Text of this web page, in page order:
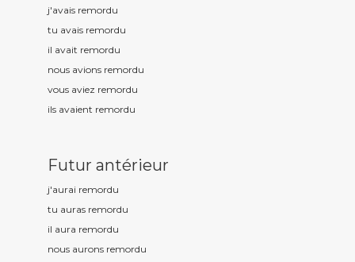
j'avais remordu
tu avais remordu
il avait remordu
nous avions remordu
vous aviez remordu
ils avaient remordu
Futur antérieur
j'aurai remordu
tu auras remordu
il aura remordu
nous aurons remordu